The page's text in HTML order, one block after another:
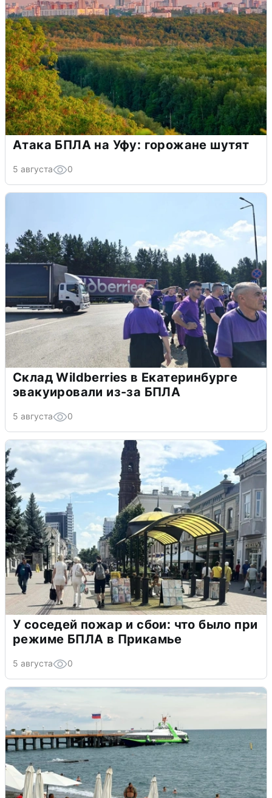
Атака БПЛА на Уфу: горожане шутят
5 августа 0
Склад Wildberries в Екатеринбурге
эвакуировали из-за БПЛА
5 августа 0
У соседей пожар и сбои: что было при
режиме БПЛА в Прикамье
5 августа 0